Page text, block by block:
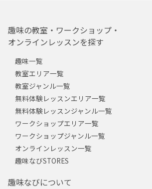
趣味の教室・ワークショップ・
オンラインレッスンを探す
趣味一覧
教室エリア一覧
教室ジャンル一覧
無料体験レッスンエリア一覧
無料体験レッスンジャンル一覧
ワークショップエリア一覧
ワークショップジャンル一覧
オンラインレッスン一覧
趣味なびSTORES
趣味なびについて